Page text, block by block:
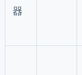
器